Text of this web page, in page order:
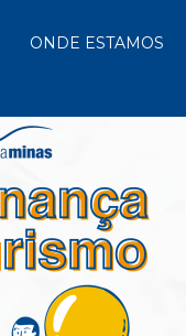
ONDE ESTAMOS